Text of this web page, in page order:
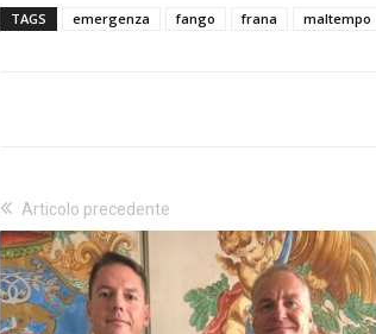
TAGS emergenza fango frana maltempo
Articolo precedente